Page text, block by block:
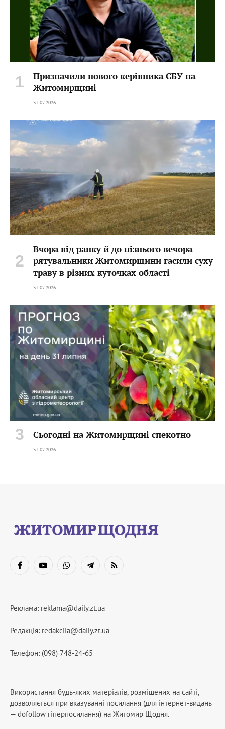
Призначили нового керівника СБУ на
Житомирщині
31.07.2026
Вчора від ранку й до пізнього вечора
рятувальники Житомирщини гасили суху
траву в різних куточках області
31.07.2026
Сьогодні на Житомирщині спекотно
31.07.2026
FacebookYouTubeWhatsAppTelegramRSS
Реклама: reklama@daily.zt.ua
Редакція: redakciia@daily.zt.ua
Телефон: (098) 748-24-65
Використання будь-яких матеріалів, розміщених на сайті,
дозволяється при вказуванні посилання (для інтернет-видань
— dofollow гіперпосилання) на Житомир Щодня.